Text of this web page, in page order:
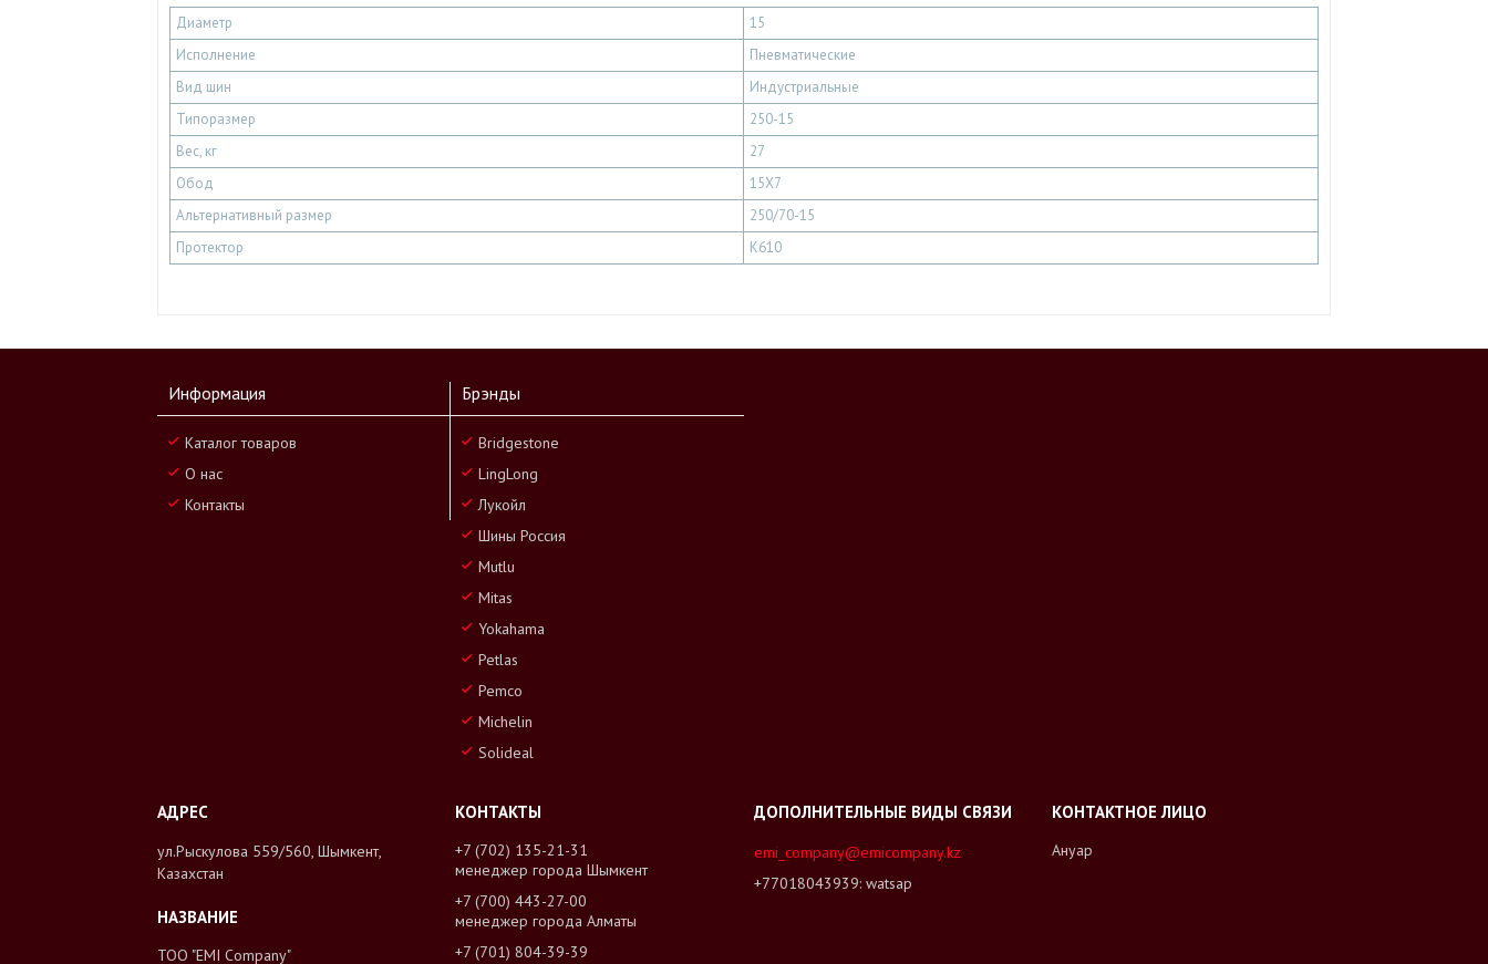
Диаметр
15
Исполнение
Пневматические
Вид шин
Индустриальные
Типоразмер
250-15
Вес, кг
27
Обод
15X7
Альтернативный размер
250/70-15
Протектор
K610
Информация
Каталог товаров
О нас
Контакты
Брэнды
Bridgestone
LingLong
Лукойл
Шины Россия
Mutlu
Mitas
Yokahama
Petlas
Pemco
Michelin
Solideal
ул.Рыскулова 559/560, Шымкент,
Казахстан
ТОО "EMI Company"
+7 (702) 135-21-31
менеджер города Шымкент
+7 (700) 443-27-00
менеджер города Алматы
+7 (701) 804-39-39
emi_company@emicompany.kz
+77018043939 watsap
Ануар